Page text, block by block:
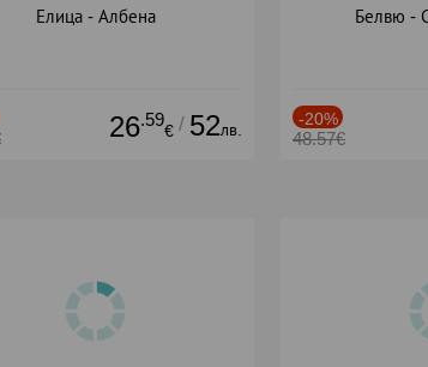
Елица - Албена
26.59
€ / 52лв.
Белвю -
-20%
48.57€